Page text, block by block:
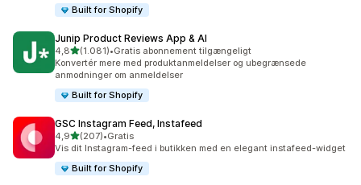
Built for Shopify
Junip Product Reviews App & AI
4,8ud af 5 stjerner
(1.081)
1081 anmeldelser i alt
•Gratis abonnement tilgængeligt
Konvertér mere med produktanmeldelser og ubegrænsede
anmodninger om anmeldelser
Built for Shopify
GSC Instagram Feed, Instafeed
4,9ud af 5 stjerner
(207)
207 anmeldelser i alt
•Gratis
Vis dit Instagram-feed i butikken med en elegant instafeed-widget
Built for Shopify